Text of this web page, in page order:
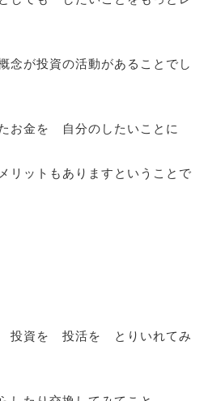
念が投資の活動があることでし
お金を 自分のしたいことに
リットもありますということで
投資を 投活を とりいれてみ